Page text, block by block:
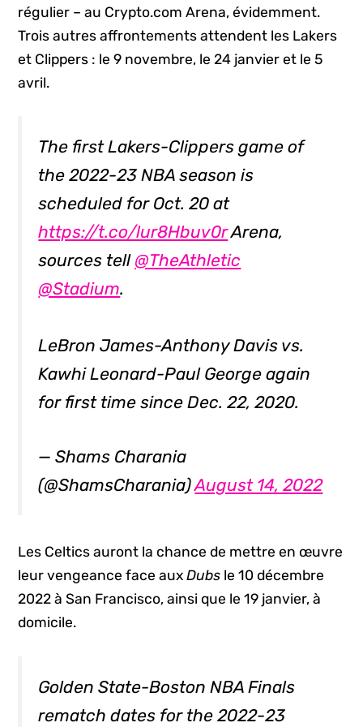
régulier – au Crypto.com Arena, évidemment.
Trois autres affrontements attendent les Lakers
et Clippers : le 9 novembre, le 24 janvier et le 5
avril.
The first Lakers-Clippers game of
the 2022-23 NBA season is
scheduled for Oct. 20 at
https://t.co/lur8Hbuv0rArena,
sources tell @TheAthletic
@Stadium.
LeBron James-Anthony Davis vs.
Kawhi Leonard-Paul George again
for first time since Dec. 22, 2020.
— Shams Charania
(@ShamsCharania)August 14, 2022
Les Celtics auront la chance de mettre en œuvre
leur vengeance face auxDubs le 10 décembre
2022 à San Francisco, ainsi que le 19 janvier, à
domicile.
Golden State-Boston NBA Finals
rematch dates for the 2022-23